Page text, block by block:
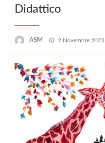
Didattico
ASM
Posted
2 Novembre 2023